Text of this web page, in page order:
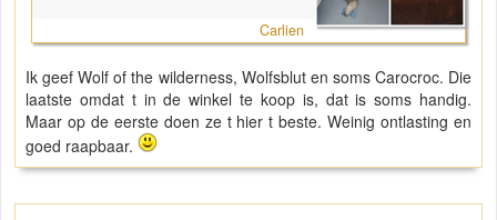
Carlien
Ik geef Wolf of the wilderness, Wolfsblut en soms Carocroc. Die
laatste omdat t in de winkel te koop is, dat is soms handig.
Maar op de eerste doen ze t hier t beste. Weinig ontlasting en
goed raapbaar.